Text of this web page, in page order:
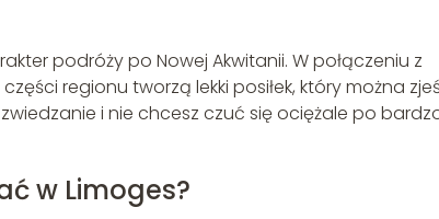
podróży po Nowej Akwitanii. W połączeniu z
regionu tworzą lekki posiłek, który można
i nie chcesz czuć się ociężale po
w Limoges?